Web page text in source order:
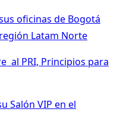
oficinas de Bogotá
Latam Norte
al PRI, Principios para
Salón VIP en el